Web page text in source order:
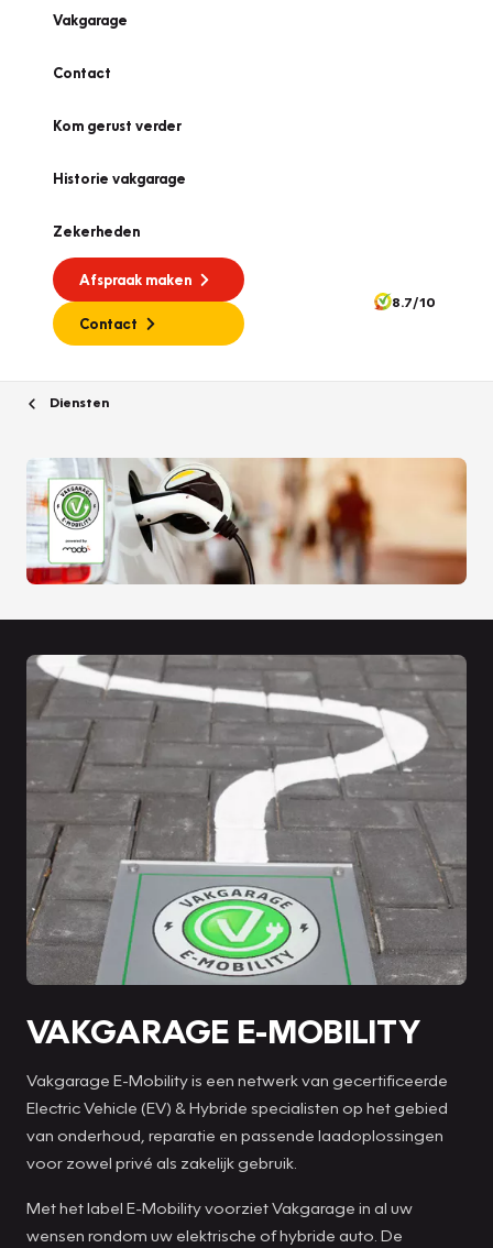
Vakgarage
Contact
Kom gerust verder
Historie vakgarage
Zekerheden
Afspraak maken
Contact
8.7/10
Diensten
VAKGARAGE E-MOBILITY
Vakgarage E-Mobility is een netwerk van gecertificeerde
Electric Vehicle (EV) & Hybride specialisten op het gebied
van onderhoud, reparatie en passende laadoplossingen
voor zowel privé als zakelijk gebruik.
Met het label E-Mobility voorziet Vakgarage in al uw
wensen rondom uw elektrische of hybride auto. De